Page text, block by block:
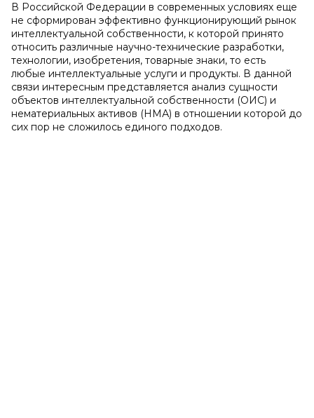
В Российской Федерации в современных условиях еще
не сформирован эффективно функционирующий рынок
интеллектуальной собственности, к которой принято
относить различные научно-технические разработки,
технологии, изобретения, товарные знаки, то есть
любые интеллектуальные услуги и продукты. В данной
связи интересным представляется анализ сущности
объектов интеллектуальной собственности (ОИС) и
нематериальных активов (НМА) в отношении которой до
сих пор не сложилось единого подходов.